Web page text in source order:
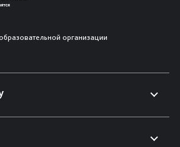
организации